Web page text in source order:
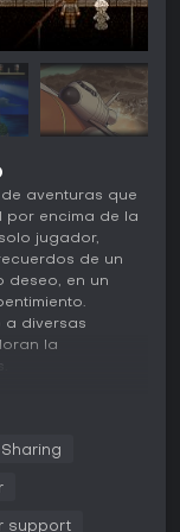
aventuras que
por encima de la
jugador,
de un
deseo, en un
a diversas
la
a la Dra.
por entornos 2D
anteriores.
support